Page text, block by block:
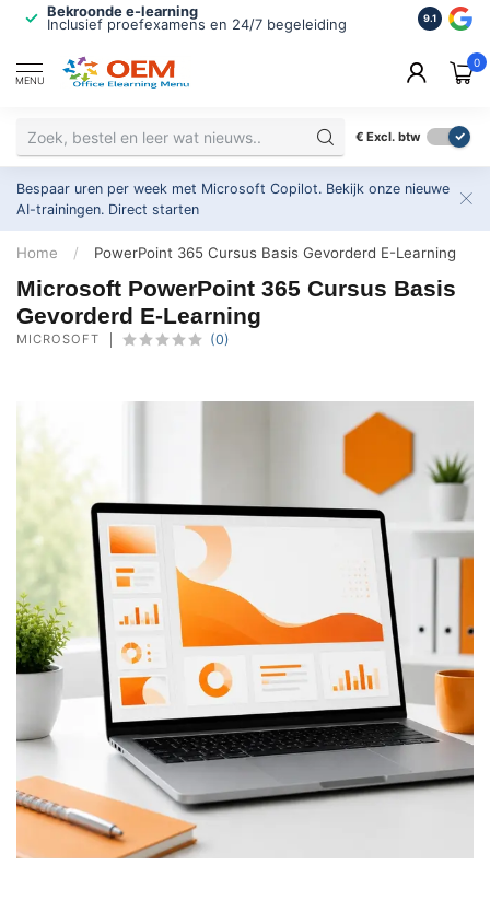
Bekroonde e-learning
Inclusief proefexamens en 24/7 begeleiding
ISO
2.500+
9.1
MENU
0
€ Excl. btw
Bespaar uren per week met Microsoft Copilot. Bekijk onze nieuwe
AI-trainingen. Direct starten
Home / PowerPoint 365 Cursus Basis Gevorderd E-Learning
Microsoft PowerPoint 365 Cursus Basis
Gevorderd E-Learning
MICROSOFT (0)